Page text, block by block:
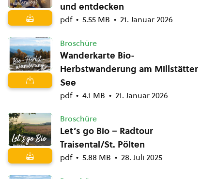
und entdecken
pdf 5.55 MB 21. Januar 2026
Broschüre
Wanderkarte Bio-
Herbstwanderung am Millstätter
See
pdf 4.1 MB 21. Januar 2026
Broschüre
Let’s go Bio – Radtour
Traisental/St. Pölten
pdf 5.88 MB 28. Juli 2025